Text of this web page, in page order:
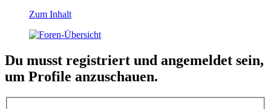
Zum Inhalt
Du musst registriert und angemeldet sein,
um Profile anzuschauen.